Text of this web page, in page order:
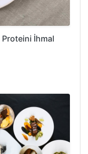
Proteini İhmal